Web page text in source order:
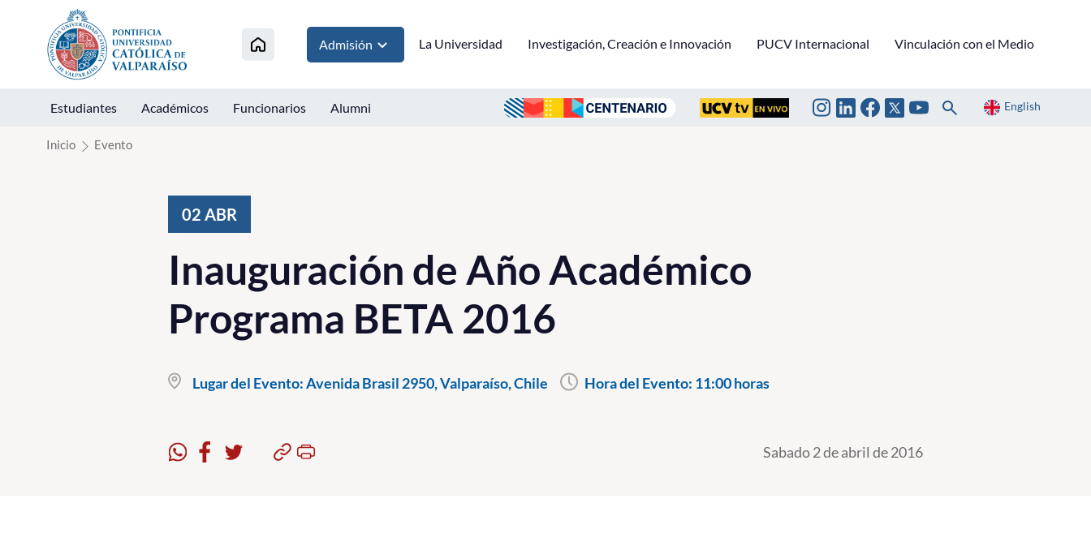
Click acá para ir directamente al contenido
Admisión La Universidad Investigación, Creación e Innovación PUCV Internacional Vinculación con el Medio
Estudiantes Académicos Funcionarios Alumni English
Inicio Evento
02 ABR
Inauguración de Año Académico
Programa BETA 2016
Lugar del Evento:Avenida Brasil 2950, Valparaíso, Chile Hora del Evento: 11:00 horas
Sabado 2 de abril de 2016